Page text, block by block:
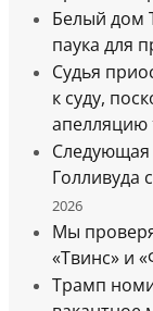
Белый дом
паука для
Судья
к суду,
апелляцию
Следующая
Голливуда
2026
Мы
«Твинс» и
Трамп